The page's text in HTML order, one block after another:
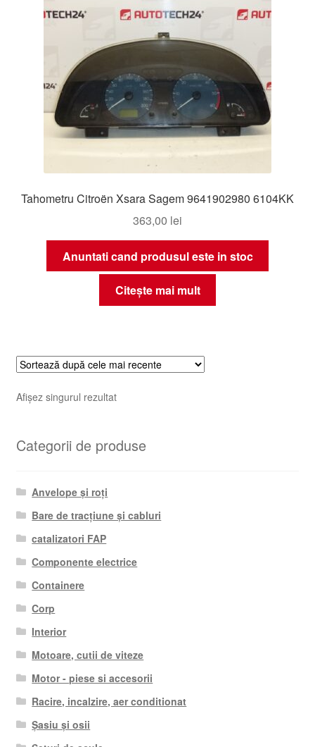
Tahometru Citroën Xsara Sagem 9641902980 6104KK
363,00 lei
Anuntati cand produsul este in stoc
Citește mai mult
Afișez singurul rezultat
Categorii de produse
Anvelope și roți
Bare de tracțiune și cabluri
catalizatori FAP
Componente electrice
Containere
Corp
Interior
Motoare, cutii de viteze
Motor - piese si accesorii
Racire, incalzire, aer conditionat
Șasiu și osii